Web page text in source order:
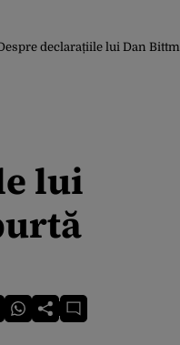
lui Dan Bittman: Chiar nu se
lui